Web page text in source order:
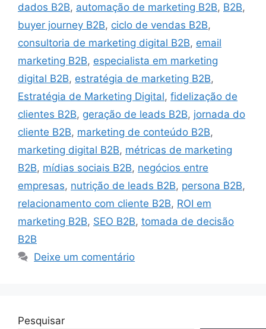
dados B2B, automação de marketing B2B, B2B,
buyer journey B2B, ciclo de vendas B2B,
consultoria de marketing digital B2B, email
marketing B2B, especialista em marketing
digital B2B, estratégia de marketing B2B,
Estratégia de Marketing Digital, fidelização de
clientes B2B, geração de leads B2B, jornada do
cliente B2B, marketing de conteúdo B2B,
marketing digital B2B, métricas de marketing
B2B, mídias sociais B2B, negócios entre
empresas, nutrição de leads B2B, persona B2B,
relacionamento com cliente B2B, ROI em
marketing B2B, SEO B2B, tomada de decisão
B2B
Deixe um comentário
Pesquisar